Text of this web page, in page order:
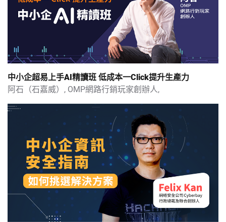
抖音營運新手指南－教你如何增加流量（下）
如何做直播帶貨-台前幕後的準備
如何善用微信拓展內地市場
探索微信小程序．認識騰訊雲
數位轉型：善用騰訊雲人工智能及大數據
如何有效運用電子支付工具擴展業務版圖
電子商貿的稅收和法規指南 [Eng Sub]
參透電子商務物流行業 [Eng Sub]
中小企超易上手AI精讀班 低成本一Click提升生產力
阿石（石嘉威）, OMP網路行銷玩家創辦人,